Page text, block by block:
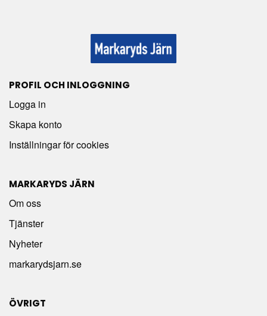
PROFIL OCH INLOGGNING
Logga in
Skapa konto
Inställningar för cookies
MARKARYDS JÄRN
Om oss
Tjänster
Nyheter
markarydsjarn.se
ÖVRIGT